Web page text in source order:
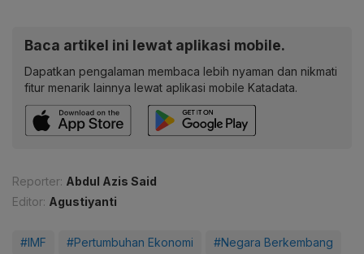
Baca artikel ini lewat aplikasi mobile.
Dapatkan pengalaman membaca lebih nyaman dan nikmati
fitur menarik lainnya lewat aplikasi mobile Katadata.
Reporter: Abdul Azis Said
Editor: Agustiyanti
#IMF #Pertumbuhan Ekonomi #Negara Berkembang